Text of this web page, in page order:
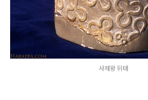
사제왕 뒤태